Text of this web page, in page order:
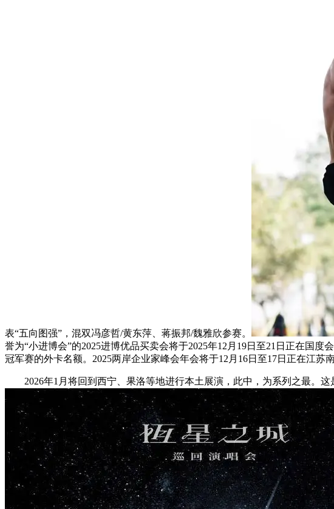
表“五向图强”，混双冯彦哲/黄东萍、蒋振邦/魏雅欣参赛。
誉为“小进博会”的2025进博优品买卖会将于2025年12月19日至21日正在国
冠军赛的外卡名额。2025两岸企业家峰会年会将于12月16日至17日正在江苏
2026年1月将回到西宁、果洛等地进行本土展演，此中，为系列之最。这